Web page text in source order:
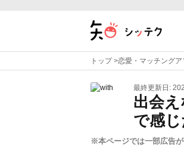
トップ>恋愛・マッチングア
最終更新日:
出会
で感
※本ページでは一部広告が